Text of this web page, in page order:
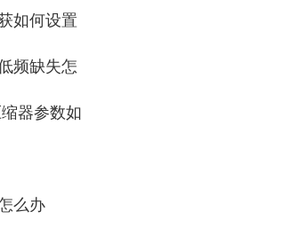
如何设置
频缺失怎
器参数如
么办